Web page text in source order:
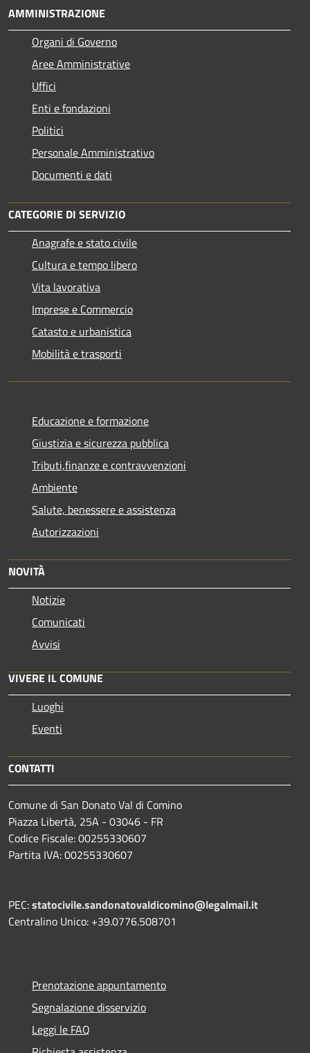
AMMINISTRAZIONE
Organi di Governo
Aree Amministrative
Uffici
Enti e fondazioni
Politici
Personale Amministrativo
Documenti e dati
CATEGORIE DI SERVIZIO
Anagrafe e stato civile
Cultura e tempo libero
Vita lavorativa
Imprese e Commercio
Catasto e urbanistica
Mobilità e trasporti
Educazione e formazione
Giustizia e sicurezza pubblica
Tributi,finanze e contravvenzioni
Ambiente
Salute, benessere e assistenza
Autorizzazioni
NOVITÀ
Notizie
Comunicati
Avvisi
VIVERE IL COMUNE
Luoghi
Eventi
CONTATTI
Comune di San Donato Val di Comino
Piazza Libertà, 25A - 03046 - FR
Codice Fiscale: 00255330607
Partita IVA: 00255330607
PEC:statocivile.sandonatovaldicomino@legalmail.it
Centralino Unico: +39.0776.508701
Prenotazione appuntamento
Segnalazione disservizio
Leggi le FAQ